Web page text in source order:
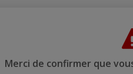
Merci de confirmer que